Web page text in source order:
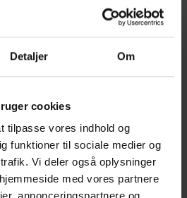
Detaljer Om
cookies
tilpasse vores indhold og
funktioner til sociale medier og
Vi deler også oplysninger
med vores partnere
løfte stedets biodiversitet og
energiforbrug med flere
af energimærke A++
DGNB hos Birch
fremtidige projekter ved at
af det DGNB-